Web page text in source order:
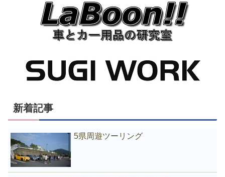
新着記事
5県周遊ツーリング